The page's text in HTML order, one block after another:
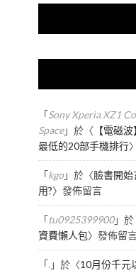
「Sony Xperia XZ1
Space」於〈 【電磁
最低的20部手機排行
「kgo」於〈臉書開始
用?〉發佈留言
「tu0925399900」於
資費懶人包〉發佈留
「.」於〈10月份千元